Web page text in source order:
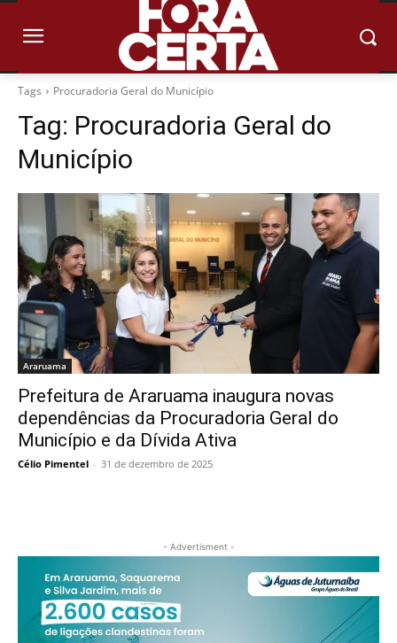
Tags Procuradoria Geral do Município
Tag: Procuradoria Geral do
Município
Araruama
Prefeitura de Araruama inaugura novas
dependências da Procuradoria Geral do
Município e da Dívida Ativa
Célio Pimentel - 31 de dezembro de 2025
- Advertisment -